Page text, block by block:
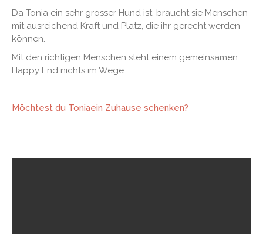
Da Tonia ein sehr grosser Hund ist, braucht sie Menschen
mit ausreichend Kraft und Platz, die ihr gerecht werden
können.
Mit den richtigen Menschen steht einem gemeinsamen
Happy End nichts im Wege.
Möchtest du Toniaein Zuhause schenken?